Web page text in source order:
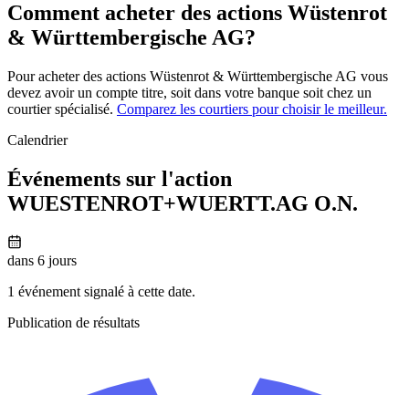
Comment acheter des actions Wüstenrot
& Württembergische AG?
Pour acheter des actions Wüstenrot & Württembergische AG vous
devez avoir un compte titre, soit dans votre banque soit chez un
courtier spécialisé. Comparez les courtiers pour choisir le meilleur.
Calendrier
Événements sur l'action
WUESTENROT+WUERTT.AG O.N.
dans 6 jours
1 événement signalé à cette date.
Publication de résultats